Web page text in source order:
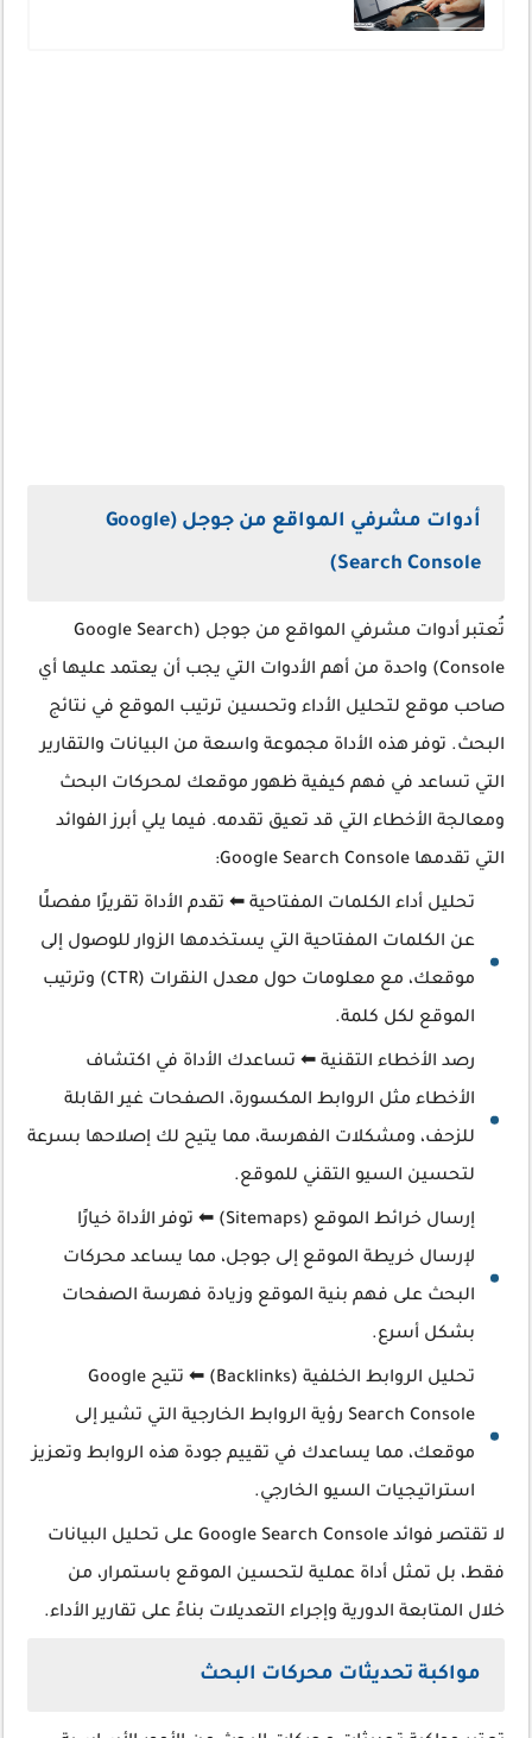
أدوات مشرفي المواقع من جوجل (Google
Search Console)
تُعتبر أدوات مشرفي المواقع من جوجل (Google Search
Console) واحدة من أهم الأدوات التي يجب أن يعتمد عليها أي
صاحب موقع لتحليل الأداء وتحسين ترتيب الموقع في نتائج
البحث. توفر هذه الأداة مجموعة واسعة من البيانات والتقارير
التي تساعد في فهم كيفية ظهور موقعك لمحركات البحث
ومعالجة الأخطاء التي قد تعيق تقدمه. فيما يلي أبرز الفوائد
التي تقدمها Google Search Console:
تحليل أداء الكلمات المفتاحية ⬅ تقدم الأداة تقريرًا مفصلًا
عن الكلمات المفتاحية التي يستخدمها الزوار للوصول إلى
موقعك، مع معلومات حول معدل النقرات (CTR) وترتيب
الموقع لكل كلمة.
رصد الأخطاء التقنية ⬅ تساعدك الأداة في اكتشاف
الأخطاء مثل الروابط المكسورة، الصفحات غير القابلة
للزحف، ومشكلات الفهرسة، مما يتيح لك إصلاحها بسرعة
لتحسين السيو التقني للموقع.
إرسال خرائط الموقع (Sitemaps) ⬅ توفر الأداة خيارًا
لإرسال خريطة الموقع إلى جوجل، مما يساعد محركات
البحث على فهم بنية الموقع وزيادة فهرسة الصفحات
بشكل أسرع.
تحليل الروابط الخلفية (Backlinks) ⬅ تتيح Google
Search Console رؤية الروابط الخارجية التي تشير إلى
موقعك، مما يساعدك في تقييم جودة هذه الروابط وتعزيز
استراتيجيات السيو الخارجي.
لا تقتصر فوائد Google Search Console على تحليل البيانات
فقط، بل تمثل أداة عملية لتحسين الموقع باستمرار، من
خلال المتابعة الدورية وإجراء التعديلات بناءً على تقارير الأداء.
مواكبة تحديثات محركات البحث